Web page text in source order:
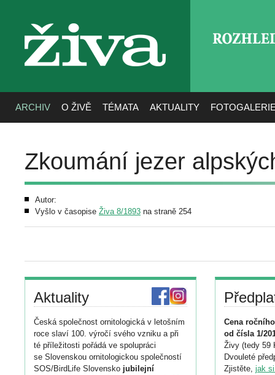
živa
ARCHIV O ŽIVĚ TÉMATA AKTUALITY
Zkoumání jezer
Autor:
Vyšlo v časopise Živa 8/1893 na straně 254
Aktuality
Česká společnost ornitologická v letošním
roce slaví 100. výročí svého vzniku a při
té příležitosti pořádá ve spolupráci
se Slovenskou ornitologickou společností
SOS/BirdLife Slovensko jubilejní
Cena
od čísla 1/
Živy (tedy 59
Dvouleté
Zjistěte, jak